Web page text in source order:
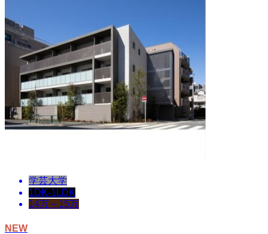
学芸大学
1DK-1LDK
14万～15万
NEW